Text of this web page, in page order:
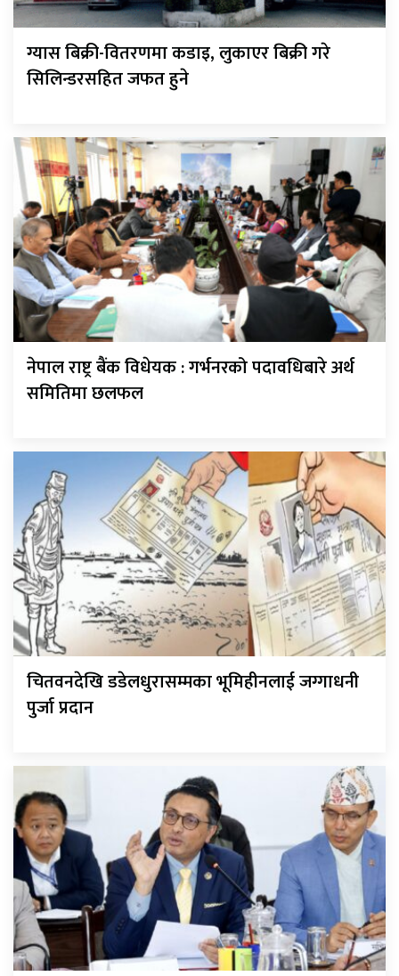
ग्यास बिक्री-वितरणमा कडाइ, लुकाएर बिक्री गरे
सिलिन्डरसहित जफत हुने
नेपाल राष्ट्र बैंक विधेयक : गर्भनरको पदावधिबारे अर्थ
समितिमा छलफल
चितवनदेखि डडेलधुरासम्मका भूमिहीनलाई जग्गाधनी
पुर्जा प्रदान